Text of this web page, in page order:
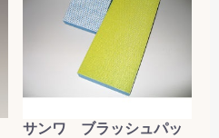
サンワ ブラッシュパッ